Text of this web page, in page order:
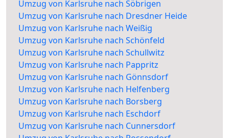
Umzug von Karlsruhe nach Söbrigen
Umzug von Karlsruhe nach Dresdner Heide
Umzug von Karlsruhe nach Weißig
Umzug von Karlsruhe nach Schönfeld
Umzug von Karlsruhe nach Schullwitz
Umzug von Karlsruhe nach Pappritz
Umzug von Karlsruhe nach Gönnsdorf
Umzug von Karlsruhe nach Helfenberg
Umzug von Karlsruhe nach Borsberg
Umzug von Karlsruhe nach Eschdorf
Umzug von Karlsruhe nach Cunnersdorf